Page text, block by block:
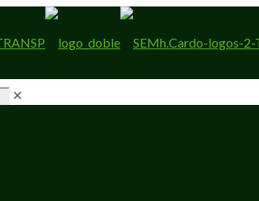
✕